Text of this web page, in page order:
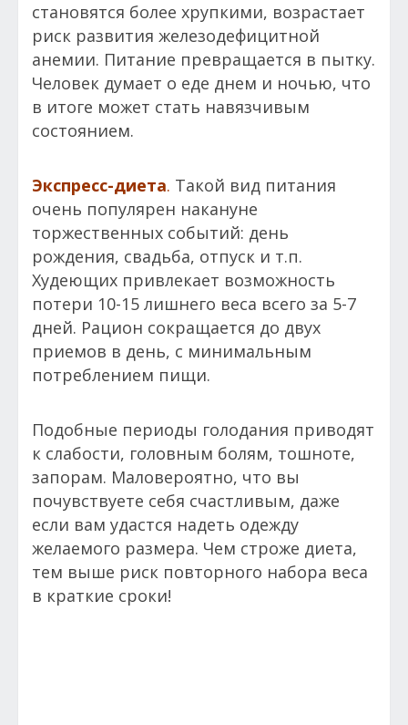
становятся более хрупкими, возрастает
риск развития железодефицитной
анемии. Питание превращается в пытку.
Человек думает о еде днем и ночью, что
в итоге может стать навязчивым
состоянием.
Экспресс-диета. Такой вид питания
очень популярен накануне
торжественных событий: день
рождения, свадьба, отпуск и т.п.
Худеющих привлекает возможность
потери 10-15 лишнего веса всего за 5-7
дней. Рацион сокращается до двух
приемов в день, с минимальным
потреблением пищи.
Подобные периоды голодания приводят
к слабости, головным болям, тошноте,
запорам. Маловероятно, что вы
почувствуете себя счастливым, даже
если вам удастся надеть одежду
желаемого размера. Чем строже диета,
тем выше риск повторного набора веса
в краткие сроки!